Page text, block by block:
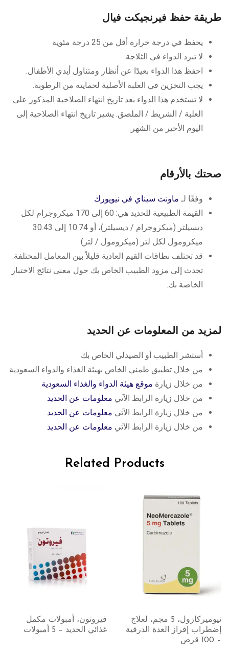
طريقة حفظ فيرنجيكت فيال
يحفظ في درجة حرارة أقل من 25 درجة مئوية
لا تبرد الدواء في الثلاجة
احفظ هذا الدواء بعيدًا عن أنظار ومتناول أيدي الأطفال.
يجب التخزين في العلبة الأصلية لحمايته من الرطوبة.
لا تستخدم هذا الدواء بعد تاريخ انتهاء الصلاحية المذكور على
العلبة / الشريط / الملصق. يشير تاريخ انتهاء الصلاحية إلى
اليوم الأخير من الشهر.
صحتك بالأرقام
وفقًا لـ ماونت سيناي في نيويورك
القيمة الطبيعية للحديد هي: 60 إلى 170 ميكروجرام لكل
ديسيلتر (ميكروجرام / ديسيلتر)، أو 10.74 إلى 30.43
ميكرومول لكل لتر (ميكرومول / لتر)
قد تختلف نطاقات القيم العادية قليلاً بين المعامل المختلفة.
تحدث إلى مزود الطبيب الخاص بك حول معنى نتائج الاختبار
الخاصة بك.
لمزيد من المعلومات عن الحديد
أستشر الطبيب أو الصيدلي الخاص بك
من خلال تطبيق طمني الخاص بهيئة الغذاء والدواء السعودية
من خلال زيارة موقع هيئة الدواء والغذاء السعودية
من خلال زيارة الرابط الآتي معلومات عن الحديد
من خلال زيارة الرابط الآتي معلومات عن الحديد
من خلال زيارة الرابط الآتي معلومات عن الحديد
Related Products
نيوميركازول، 5 مجم، لعلاج
إضطراب إفراز الغدة الدرقية
– 100 قرص
فيروتون، أمبولات مكمل
غذائي الحديد – 5 أمبولات